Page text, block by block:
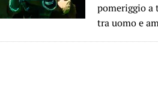
pomeriggio a
tra uomo e